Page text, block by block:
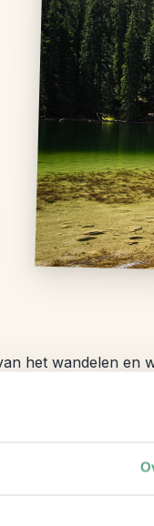
het wandelen en
National park.
piek in
met
te zijn. Wel is het
te verkennen